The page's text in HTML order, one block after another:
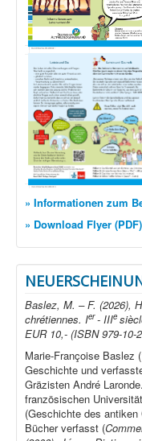
» Informationen zum
» Download Flyer (PDF)
Baslez, M. – F. (2026),
chrétiennes. Ier- IIIe
EUR 10,- (ISBN 979-10-
Marie-Françoise Baslez
Geschichte und
Gräzisten André
französischen
(Geschichte des
Bücher verfasst (